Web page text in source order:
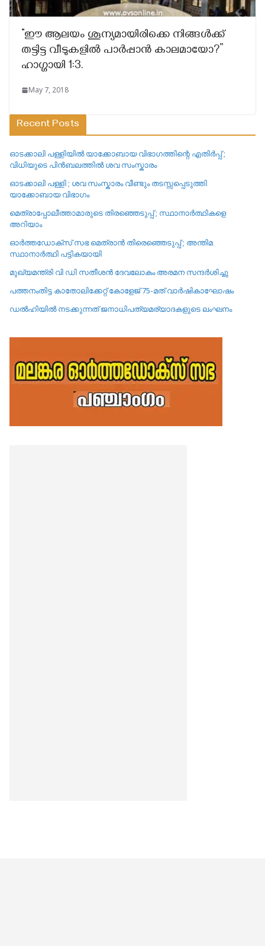
“ഈ ആലയം ശൂന്യമായിരിക്കെ നിങ്ങൾക്ക്
തട്ടിട്ട വീടുകളിൽ പാർപ്പാൻ കാലമായോ?”
ഹാഗ്ഗായി 1:3.
May 7, 2018
Recent Posts
ഓടക്കാലി പള്ളിയിൽ യാക്കോബായ വിഭാഗത്തിന്റെ എതിർപ്പ് ;
വിധിയുടെ പിൻബലത്തിൽ ശവ സംസ്കാരം
ഓടക്കാലി പള്ളി ; ശവ സംസ്കാരം വീണ്ടും തടസ്സപ്പെടുത്തി
യാക്കോബായ വിഭാഗം
മെത്രാപ്പോലീത്താമാരുടെ തിരഞ്ഞെടുപ്പ് ; സ്ഥാനാർത്ഥികളെ
അറിയാം
ഓർത്തഡോക്സ് സഭ മെത്രാൻ തിരെഞ്ഞെടുപ്പ് ; അന്തിമ
സ്ഥാനാർത്ഥി പട്ടികയായി
മുഖ്യമന്ത്രി വി ഡി സതീശൻ ദേവലോകം അരമന സന്ദർശിച്ചു
പത്തനംതിട്ട കാതോലിക്കേറ്റ്‌ കോളേജ്‌ 75-മത് വാർഷികാഘോഷം
ഡൽഹിയിൽ നടക്കുന്നത് ജനാധിപത്യമര്യാദകളുടെ ലംഘനം